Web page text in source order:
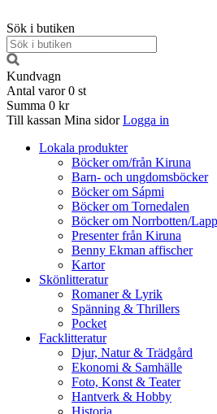
Sök i butiken
Kundvagn
Antal varor 0 st
Summa 0 kr
Till kassan Mina sidor Logga in
Lokala produkter
Böcker om/från Kiruna
Barn- och ungdomsböcker
Böcker om Sápmi
Böcker om Tornedalen
Böcker om Norrbotten/
Presenter från Kiruna
Benny Ekman affischer
Kartor
Skönlitteratur
Romaner & Lyrik
Spänning & Thrillers
Pocket
Facklitteratur
Djur, Natur & Trädgård
Ekonomi & Samhälle
Foto, Konst & Teater
Hantverk & Hobby
Historia